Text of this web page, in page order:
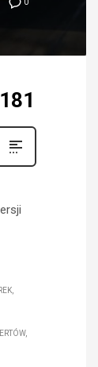
0